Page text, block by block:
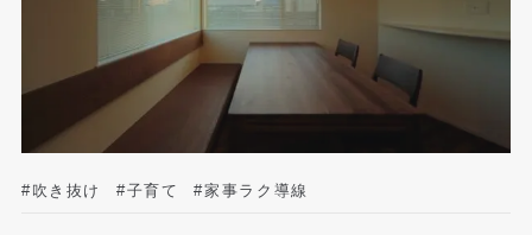
#吹き抜け #子育て #家事ラク導線